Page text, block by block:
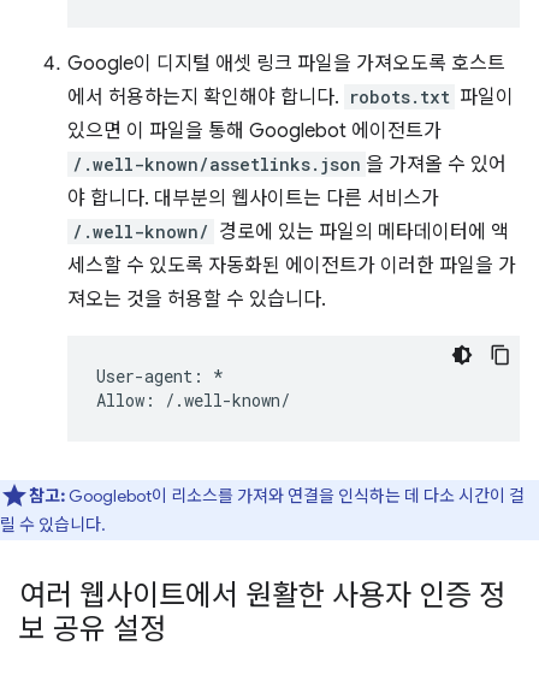
Google이 디지털 애셋 링크 파일을 가져오도록 호스트
에서 허용하는지 확인해야 합니다. robots.txt 파일이
있으면 이 파일을 통해 Googlebot 에이전트가
/.well-known/assetlinks.json 을 가져올 수 있어
야 합니다. 대부분의 웹사이트는 다른 서비스가
/.well-known/ 경로에 있는 파일의 메타데이터에 액
세스할 수 있도록 자동화된 에이전트가 이러한 파일을 가
져오는 것을 허용할 수 있습니다.
User-agent: *
참고: Googlebot이 리소스를 가져와 연결을 인식하는 데 다소 시간이 걸
릴 수 있습니다.
여러 웹사이트에서 원활한 사용자 인증 정
보 공유 설정